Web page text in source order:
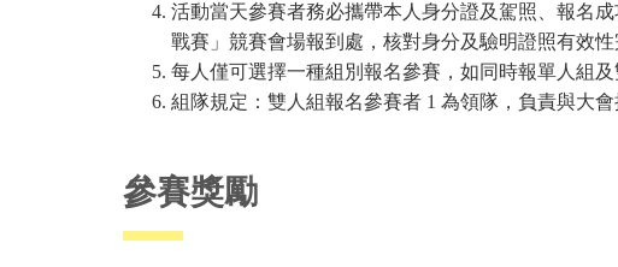
活動當天參賽者務必攜帶本人身分證及駕照、報名
戰賽」競賽會場報到處，核對身分及驗明證照有效性
每人僅可選擇一種組別報名參賽，如同時報單人組及
組隊規定：雙人組報名參賽者 1 為領隊，負責與大會
參賽獎勵